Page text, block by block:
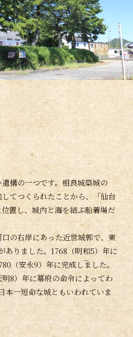
構の一つです。相良城築城の
てつくられたことから、「仙台
置し、城内と海を結ぶ船着場だ
の右岸にあった近世城郭で、東
ありました。1768（明和5）年に
（安永9）年に完成しました。
8）年に幕府の命令によってわ
本一短命な城ともいわれていま